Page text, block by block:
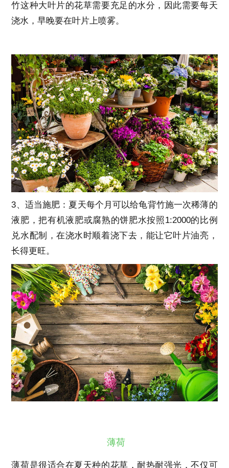
竹这种大叶片的花草需要充足的水分，因此需要每天
浇水，早晚要在叶片上喷雾。
3、适当施肥：夏天每个月可以给龟背竹施一次稀薄的
液肥，把有机液肥或腐熟的饼肥水按照1:2000的比例
兑水配制，在浇水时顺着浇下去，能让它叶片油亮，
长得更旺。
薄荷
薄荷是很适合在夏天种的花草，耐热耐强光，不仅可